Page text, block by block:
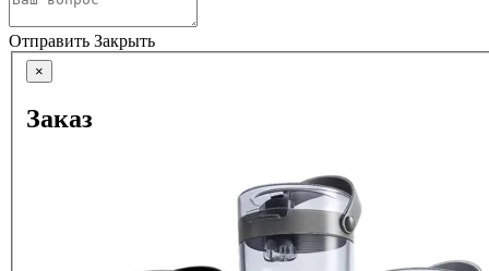
Отправить Закрыть
×
Заказ